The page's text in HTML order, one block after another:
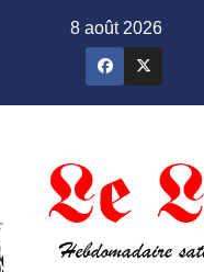
8 août 2026